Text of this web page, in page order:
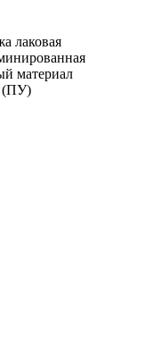
лаковая
материал
(ПУ)